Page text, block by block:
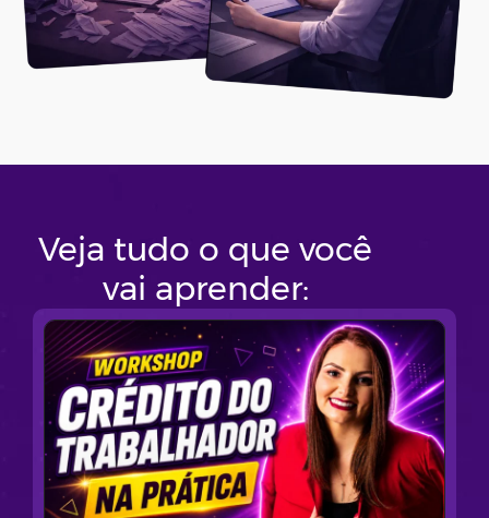
Veja tudo o que você
vai aprender: